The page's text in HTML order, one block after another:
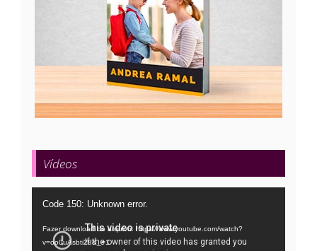
Vídeos
Tocador
vídeo
Code 150: Unknown error.
Fazer download do arquivo: https://www.youtube.com/watch?
v=oo0uAsbti28&_=1